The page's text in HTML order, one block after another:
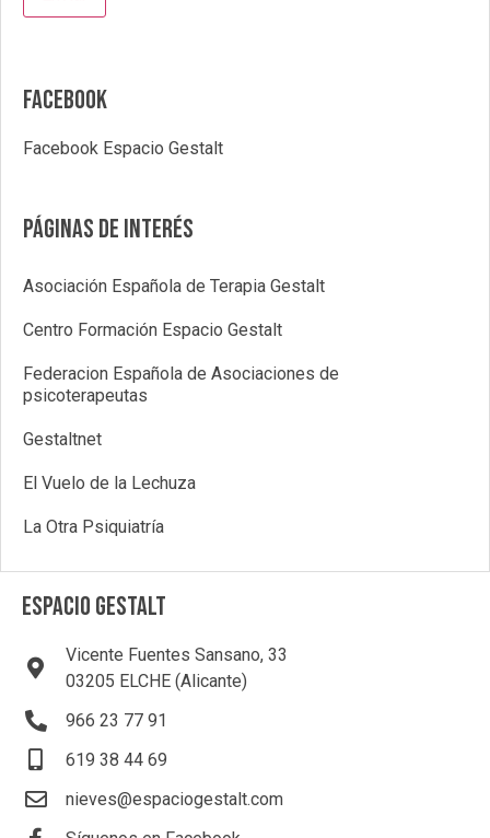
Facebook
Facebook Espacio Gestalt
Páginas de interés
Asociación Española de Terapia Gestalt
Centro Formación Espacio Gestalt
Federacion Española de Asociaciones de
psicoterapeutas
Gestaltnet
El Vuelo de la Lechuza
La Otra Psiquiatría
ESPACIO GESTALT
Vicente Fuentes Sansano, 33
03205 ELCHE (Alicante)
966 23 77 91
619 38 44 69
nieves@espaciogestalt.com